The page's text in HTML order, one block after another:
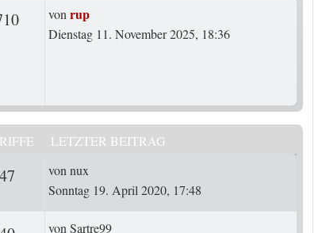
ZugriffeLetzter Beitrag
vonrup
Dienstag 11. November 2025, 18:36
LETZTER BEITRAG
ZugriffeLetzter Beitrag
vonnux
Sonntag 19. April 2020, 17:48
Letzter Beitrag
vonSartre99